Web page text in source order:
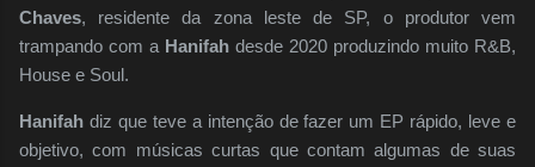
Chaves, residente da zona leste de SP, o produtor vem
trampando com a Hanifah desde 2020 produzindo muito R&B,
House e Soul.
Hanifah diz que teve a intenção de fazer um EP rápido, leve e
objetivo, com músicas curtas que contam algumas de suas